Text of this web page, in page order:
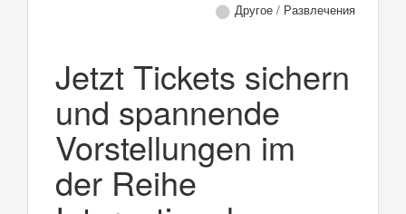
Другое / Развлечения
Jetzt Tickets sichern
und spannende
Vorstellungen im
der Reihe